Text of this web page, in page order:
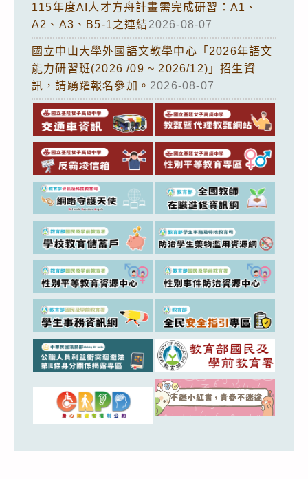
115年度AI人才方舟計畫需完成研習：A1、
A2、A3、B5-1之連結2026-08-07
國立中山大學外國語文教學中心「2026年語文
能力研習班(2026 /09 ~ 2026/12)」招生資
訊，請踴躍報名參加。 2026-08-07